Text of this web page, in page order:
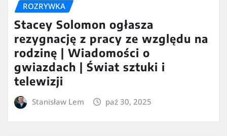
ROZRYWKA
Stacey Solomon ogłasza
rezygnację z pracy ze względu na
rodzinę | Wiadomości o
gwiazdach | Świat sztuki i
telewizji
Stanisław Lem paź 30, 2025